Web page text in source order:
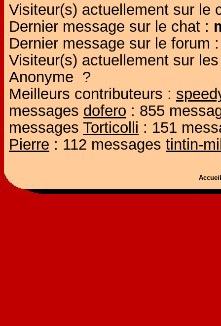
Visiteur(s) actuellement sur le
Dernier message sur le chat :
Dernier message sur le forum
Visiteur(s) actuellement sur
Anonyme ?
Meilleurs contributeurs :
messages dofero : 855
messages Torticolli : 151
Pierre : 112 messages tintin-